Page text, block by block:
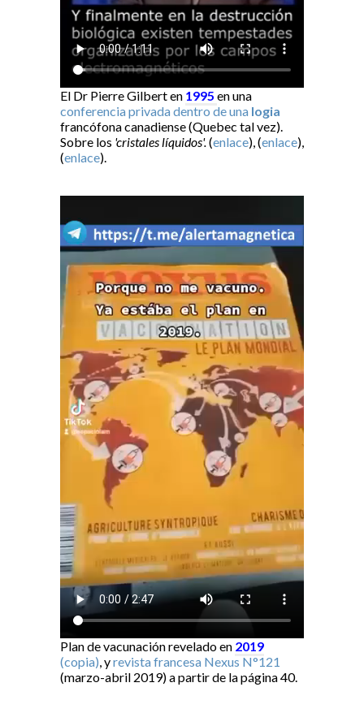
El Dr Pierre Gilbert en 1995 en una
conferencia privada dentro de una logia
francófona canadiense (Quebec tal vez).
Sobre los 'cristales líquidos'. (enlace), (enlace),
(enlace).
Plan de vacunación revelado en 2019
(copia), yrevista francesa Nexus N°121
(marzo-abril 2019) a partir de la página 40.